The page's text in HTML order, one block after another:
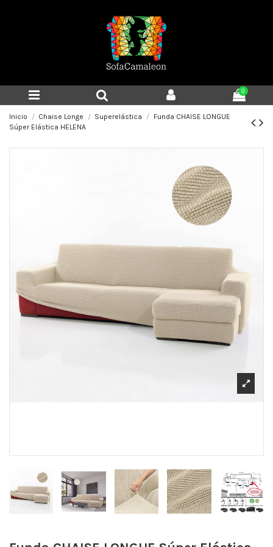
0
Inicio Chaise Longe Superelástica
Funda CHAISE LONGUE
Súper Elástica HELENA